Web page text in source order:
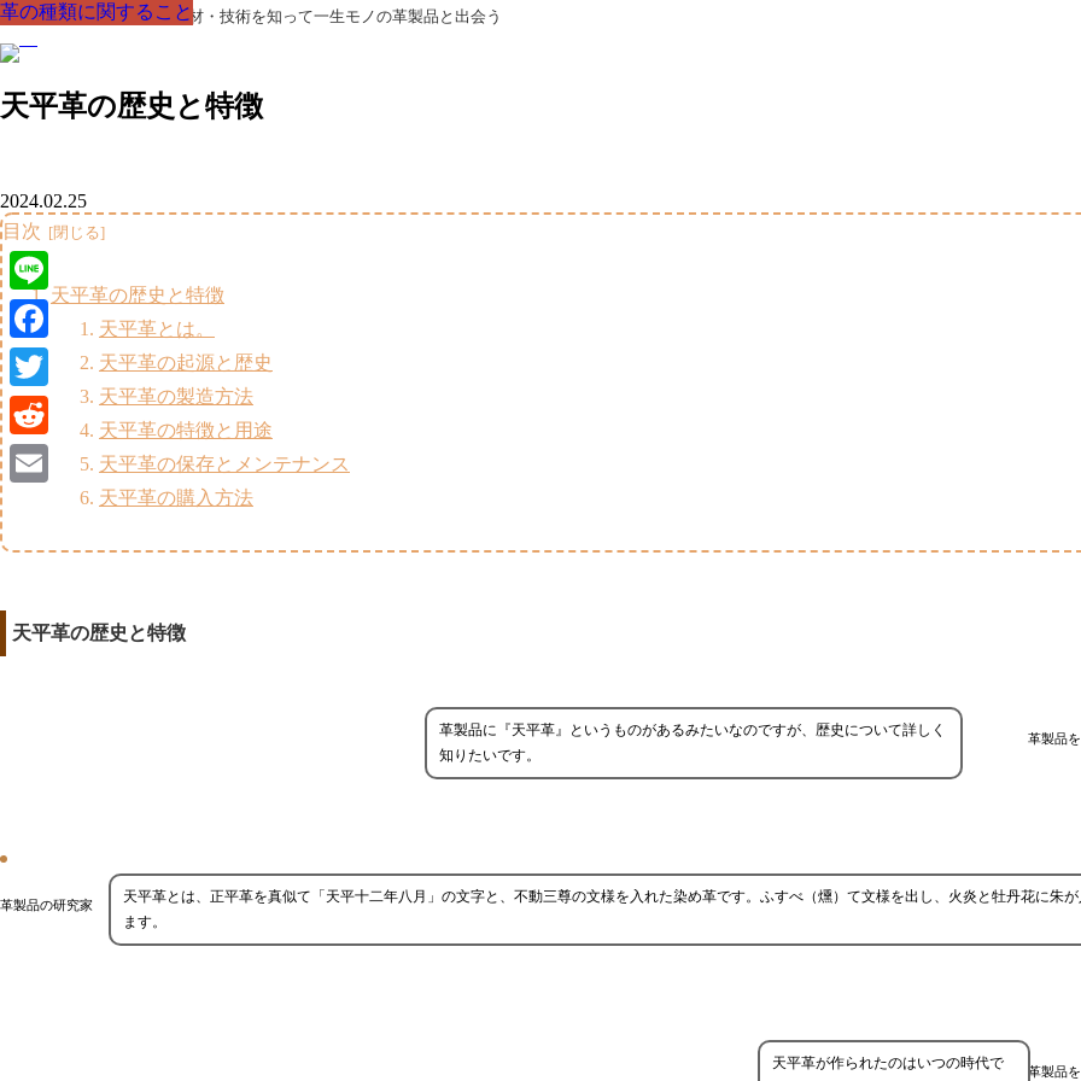
革製品の部品の呼び名・素材・技術を知って一生モノの革製品と出会う
天平革の歴史と特徴
革の種類に関すること
2024.02.25
目次
天平革の歴史と特徴
天平革とは。
天平革の起源と歴史
天平革の製造方法
天平革の特徴と用途
天平革の保存とメンテナンス
天平革の購入方法
天平革の歴史と特徴
革製品
革製品に『天平革』というものがあるみたいなのですが、歴史について詳しく
知りたいです。
革製品の研究家
天平革とは、正平革を真似て「天平十二年八月」の文字と、不動三尊の文様を入れた染め革です。ふすべ（燻）て文様を出し、火炎と牡丹花に朱
ます。
革製品
天平革が作られたのはいつの時代で
革の種類に関すること
革の種類に関すること
革の種類に関すること
革の種類に関すること
革の種類に関すること
革の種類に関すること
Line
Facebook
Twitter
Reddit